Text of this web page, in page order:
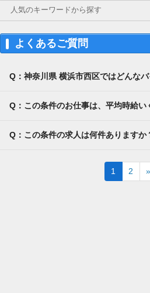
人気のキーワードから探す
よくあるご質問
Q：神奈川県 横浜市西区ではどんな
Q：この条件のお仕事は、平均時給い
Q：この条件の求人は何件ありますか
1 2 »